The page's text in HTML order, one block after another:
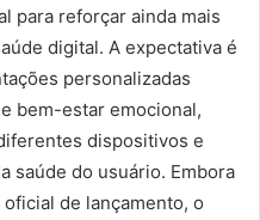
para reforçar ainda mais
digital. A expectativa é
personalizadas
bem-estar emocional,
dispositivos e
saúde do usuário. Embora
de lançamento, o